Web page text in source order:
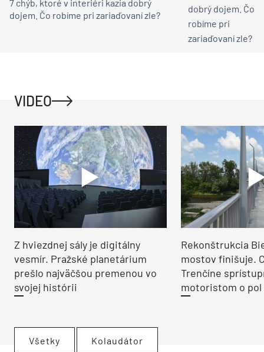
7 chýb, ktoré v interiéri kazia dobrý
dojem. Čo robíme pri zariaďovaní zle?
VIDEO
Z hviezdnej sály je digitálny
vesmír. Pražské planetárium
prešlo najväčšou premenou vo
svojej histórii
Rekonštrukcia
mostov finišuje.
Trenčíne
motoristom o pol
Všetky Kolaudátor